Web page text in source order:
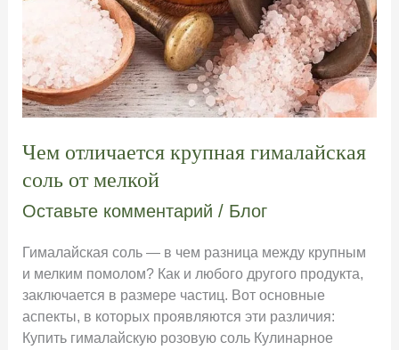
Чем отличается крупная гималайская
соль от мелкой
Оставьте комментарий / Блог
Гималайская соль — в чем разница между крупным
и мелким помолом? Как и любого другого продукта,
заключается в размере частиц. Вот основные
аспекты, в которых проявляются эти различия:
Купить гималайскую розовую соль Кулинарное